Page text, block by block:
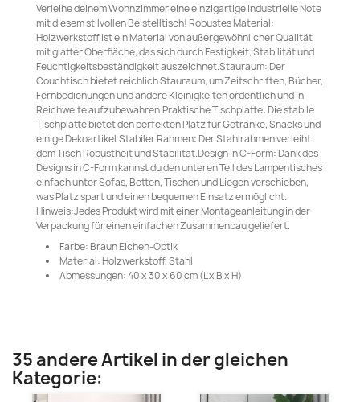
Verleihe deinem Wohnzimmer eine einzigartige industrielle Note
mit diesem stilvollen Beistelltisch! Robustes Material:
Holzwerkstoff ist ein Material von außergewöhnlicher Qualität
mit glatter Oberfläche, das sich durch Festigkeit, Stabilität und
Feuchtigkeitsbeständigkeit auszeichnet.Stauraum: Der
Couchtisch bietet reichlich Stauraum, um Zeitschriften, Bücher,
Fernbedienungen und andere Kleinigkeiten ordentlich und in
Reichweite aufzubewahren.Praktische Tischplatte: Die stabile
Tischplatte bietet den perfekten Platz für Getränke, Snacks und
einige Dekoartikel.Stabiler Rahmen: Der Stahlrahmen verleiht
dem Tisch Robustheit und Stabilität.Design in C-Form: Dank des
Designs in C-Form kannst du den unteren Teil des Lampentisches
einfach unter Sofas, Betten, Tischen und Liegen verschieben,
was Platz spart und einen bequemen Einsatz ermöglicht.
Hinweis:Jedes Produkt wird mit einer Montageanleitung in der
Verpackung für einen einfachen Zusammenbau geliefert.
Farbe: Braun Eichen-Optik
Material: Holzwerkstoff, Stahl
Abmessungen: 40 x 30 x 60 cm (L x B x H)
35 andere Artikel in der gleichen
Kategorie: